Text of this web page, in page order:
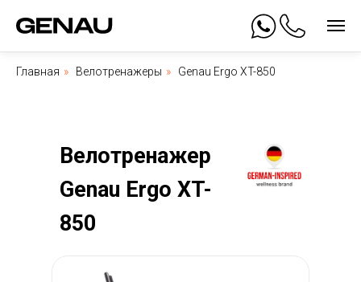
Главная » Велотренажеры » Genau Ergo XT-850
Велотренажер
Genau Ergo XT-
850